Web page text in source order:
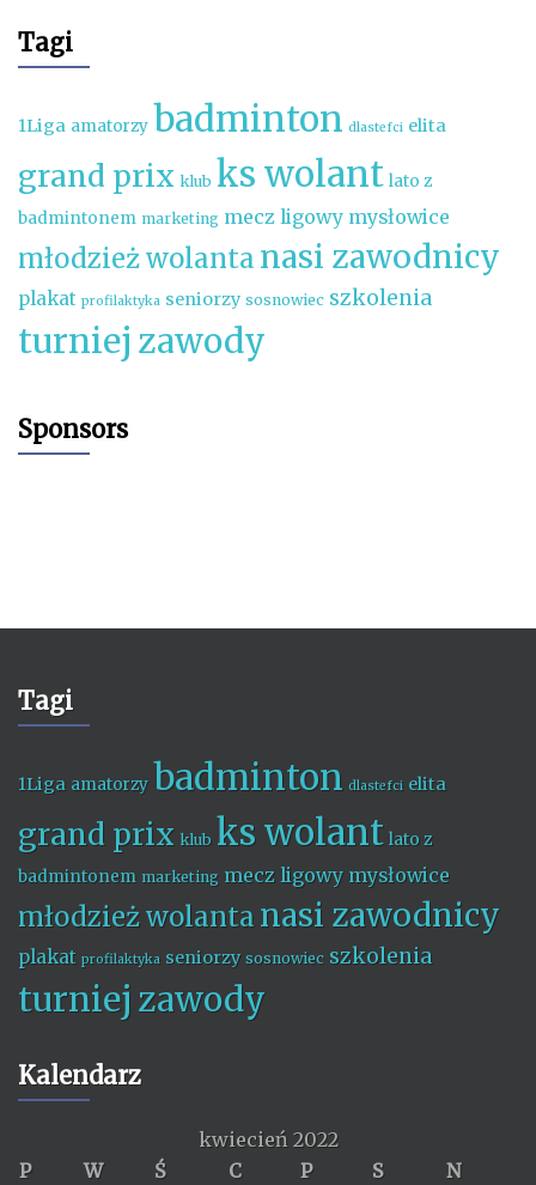
Tagi
1Liga amatorzy badminton dlastefci elita
grand prix klub ks wolant lato z
badmintonem marketing mecz ligowy mysłowice
młodzież wolanta nasi zawodnicy
plakat profilaktyka seniorzy sosnowiec szkolenia
turniej zawody
Sponsors
Tagi
1Liga amatorzy badminton dlastefci elita
grand prix klub ks wolant lato z
badmintonem marketing mecz ligowy mysłowice
młodzież wolanta nasi zawodnicy
plakat profilaktyka seniorzy sosnowiec szkolenia
turniej zawody
Kalendarz
kwiecień 2022
P
W Ś C P S
N